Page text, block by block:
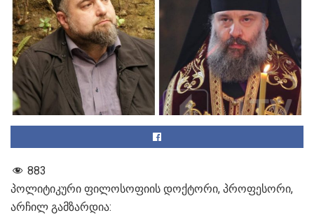
883
პოლიტიკური ფილოსოფიის დოქტორი, პროფესორი,
არჩილ გამზარდია: